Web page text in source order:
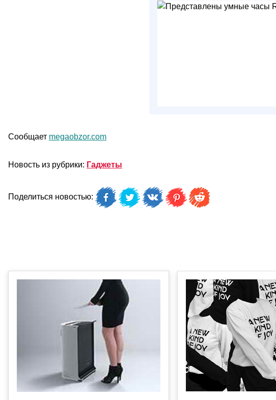
Сообщает megaobzor.com
Новость из рубрики: Гаджеты
Поделиться новостью: